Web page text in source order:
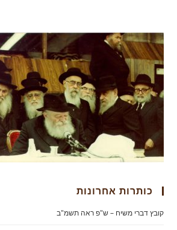
כותרות אחרונות
קובץ דברי משיח – ש"פ ראה תשמ"ב